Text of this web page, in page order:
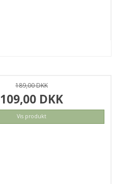
189,00 DKK
109,00 DKK
Vis produkt